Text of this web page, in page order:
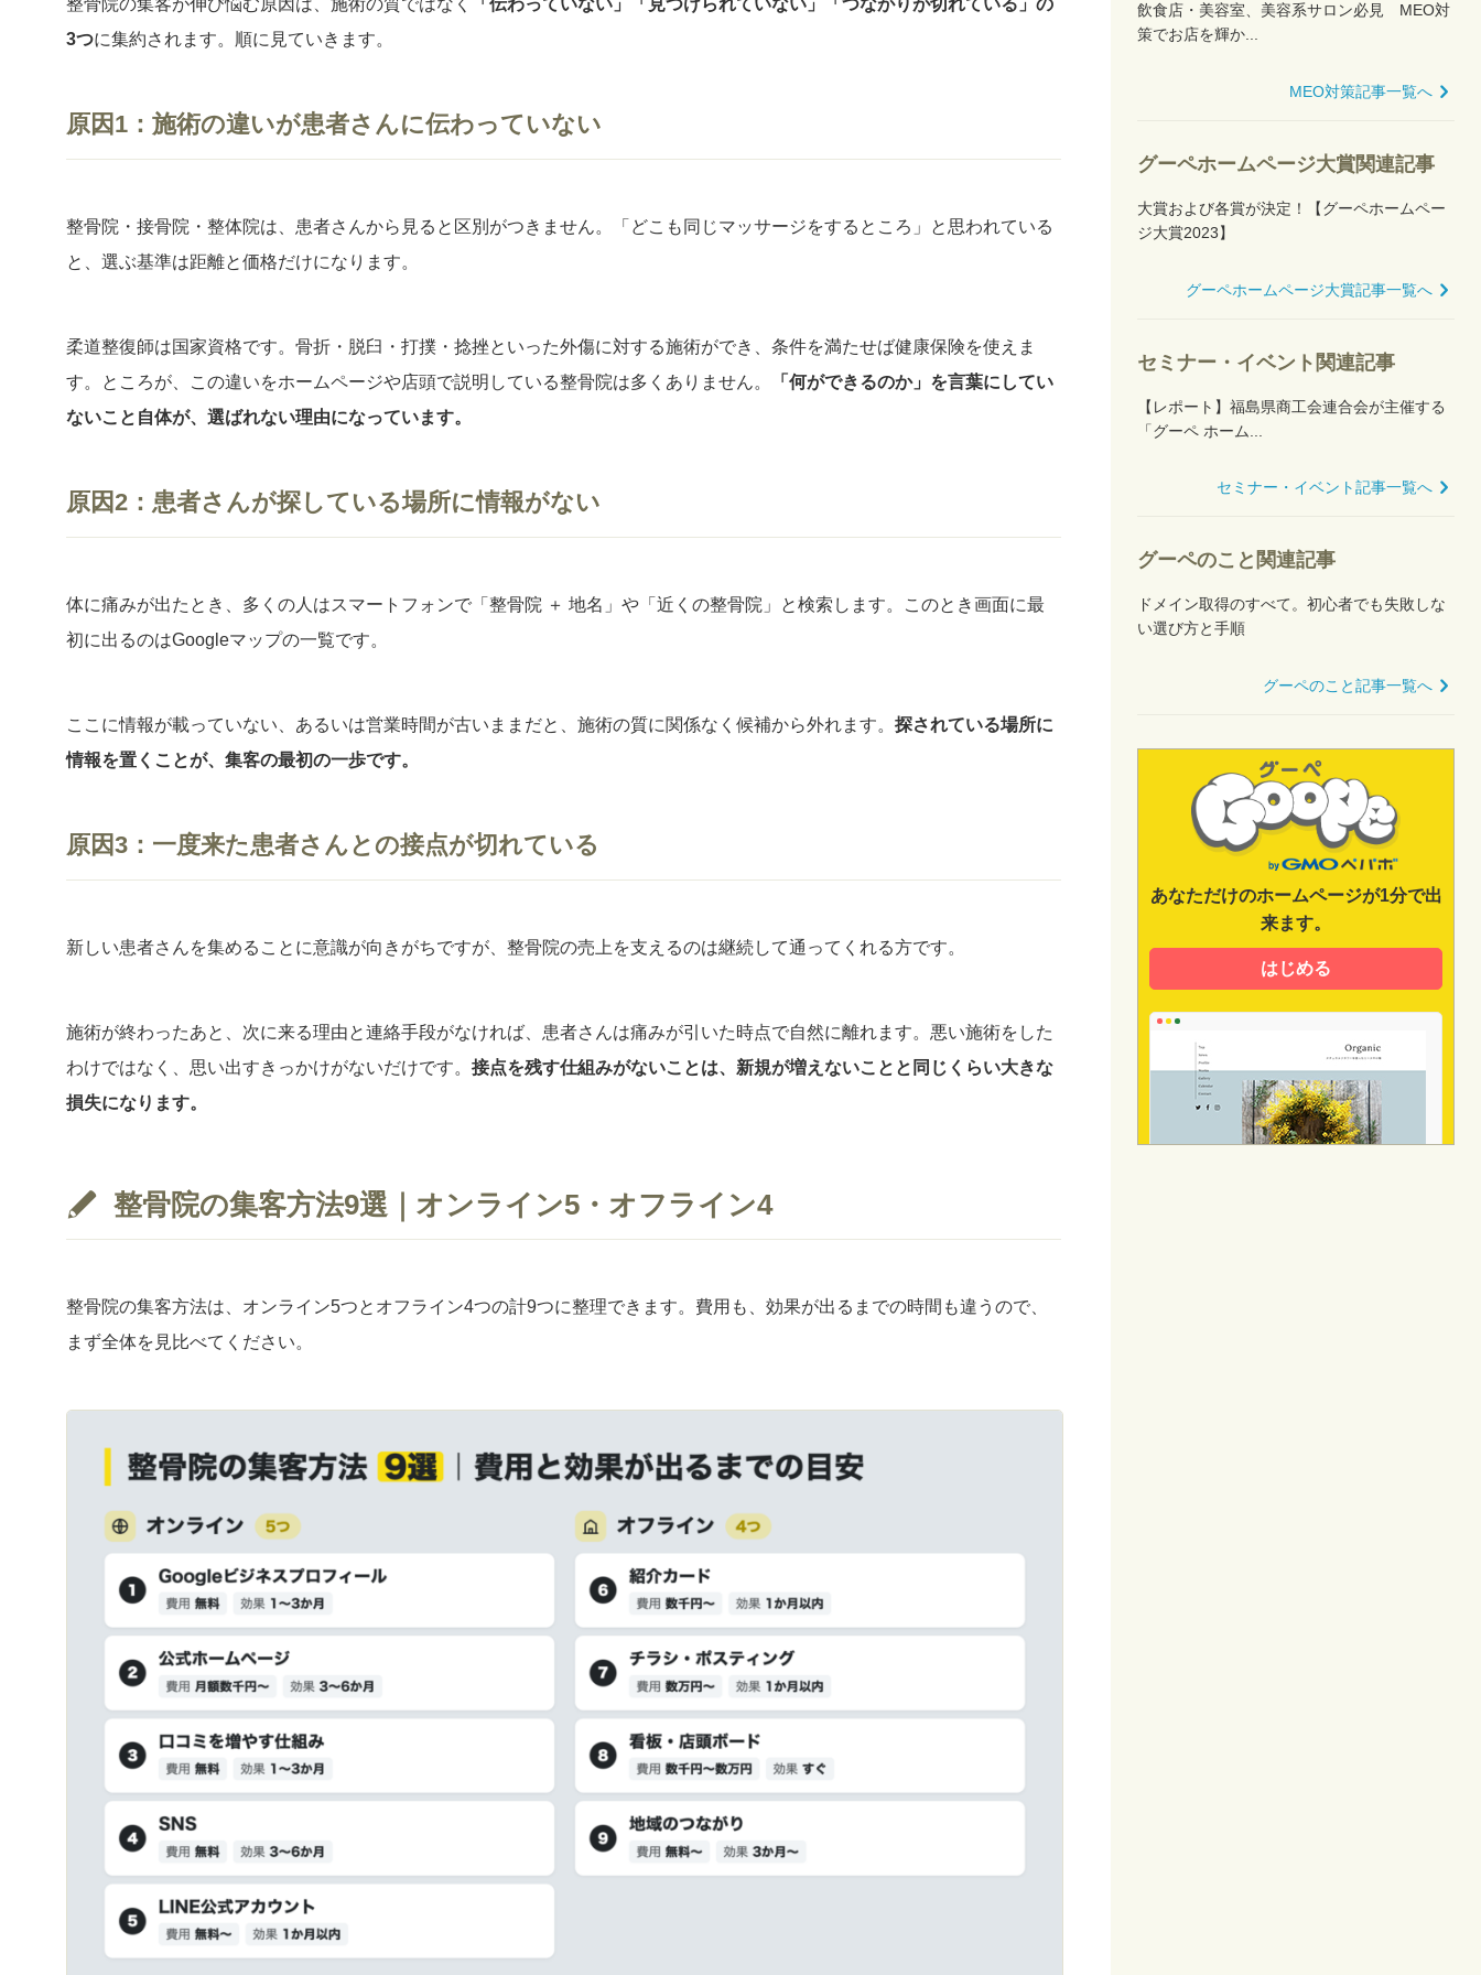
整骨院の集客が伸び悩む原因は、施術の質ではなく
「伝わっていない」「見つけられていない」「つながりが切れている」の
3つに集約されます。順に見ていきます。
原因1：施術の違いが患者さんに伝わっていない
整骨院・接骨院・整体院は、患者さんから見ると区別がつきません。「どこも同じマッサージをするところ」と思われている
と、選ぶ基準は距離と価格だけになります。
柔道整復師は国家資格です。骨折・脱臼・打撲・捻挫といった外傷に対する施術ができ、条件を満たせば健康保険を使えま
す。ところが、この違いをホームページや店頭で説明している整骨院は多くありません。
「何ができるのか」を言葉にしてい
ないこと自体が、選ばれない理由になっています。
原因2：患者さんが探している場所に情報がない
体に痛みが出たとき、多くの人はスマートフォンで「整骨院 ＋ 地名」や「近くの整骨院」と検索します。このとき画面に最
初に出るのはGoogleマップの一覧です。
ここに情報が載っていない、あるいは営業時間が古いままだと、施術の質に関係なく候補から外れます。 探されている場所に
情報を置くことが、集客の最初の一歩です。
原因3：一度来た患者さんとの接点が切れている
新しい患者さんを集めることに意識が向きがちですが、整骨院の売上を支えるのは継続して通ってくれる方です。
施術が終わったあと、次に来る理由と連絡手段がなければ、患者さんは痛みが引いた時点で自然に離れます。悪い施術をした
わけではなく、思い出すきっかけがないだけです。 接点を残す仕組みがないことは、新規が増えないことと同じくらい大きな
損失になります。
整骨院の集客方法9選｜オンライン5・オフライン4
整骨院の集客方法は、オンライン5つとオフライン4つの計9つに整理できます。費用も、効果が出るまでの時間も違うので、
まず全体を見比べてください。
飲食店・美容室、美容系サロン必見 MEO対
策でお店を輝か...
MEO対策記事一覧へ
グーペホームページ大賞関連記事
大賞および各賞が決定！【グーペホームペー
ジ大賞2023】
グーペホームページ大賞記事一覧へ
セミナー・イベント関連記事
【レポート】福島県商工会連合会が主催する
「グーペ ホーム...
セミナー・イベント記事一覧へ
グーペのこと関連記事
ドメイン取得のすべて。初心者でも失敗しな
い選び方と手順
グーペのこと記事一覧へ
あなただけのホームページが1分で出
来ます。
はじめる